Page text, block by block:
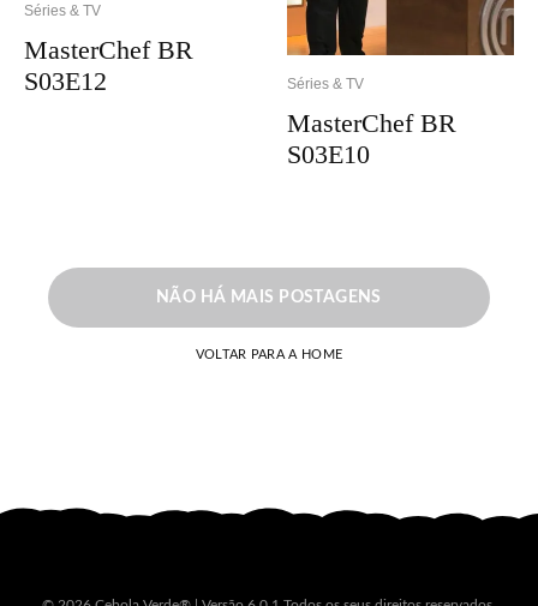
Séries & TV
MasterChef BR
S03E12
Séries & TV
MasterChef BR
S03E10
NÃO HÁ MAIS POSTAGENS
VOLTAR PARA A HOME